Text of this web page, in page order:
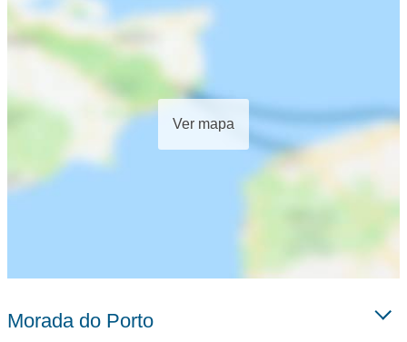
Ver mapa
Morada do Porto